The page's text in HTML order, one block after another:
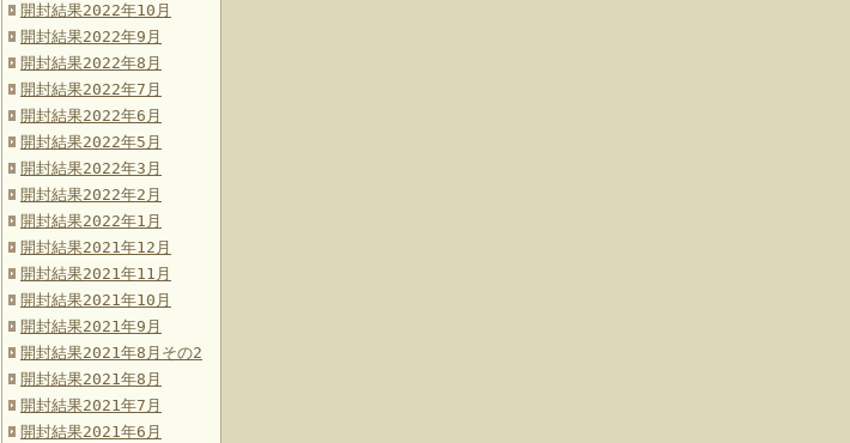
開封結果2022年10月
開封結果2022年9月
開封結果2022年8月
開封結果2022年7月
開封結果2022年6月
開封結果2022年5月
開封結果2022年3月
開封結果2022年2月
開封結果2022年1月
開封結果2021年12月
開封結果2021年11月
開封結果2021年10月
開封結果2021年9月
開封結果2021年8月その2
開封結果2021年8月
開封結果2021年7月
開封結果2021年6月